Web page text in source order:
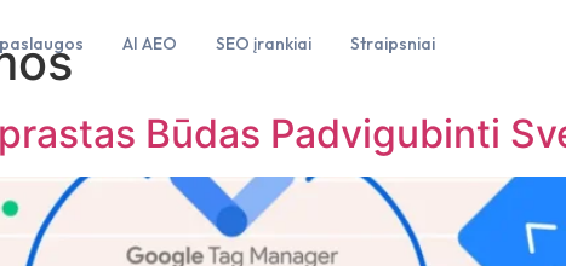
AI AEO SEO įrankiai Straipsniai
Būdas Padvigubinti